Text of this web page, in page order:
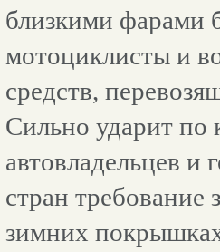
близкими фарами
мотоциклисты и
средств,
Сильно ударит по
автовладельцев и
стран требование
зимних